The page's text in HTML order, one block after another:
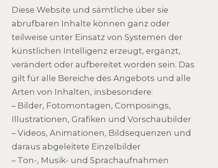
Diese Website und sämtliche über sie
abrufbaren Inhalte können ganz oder
teilweise unter Einsatz von Systemen der
künstlichen Intelligenz erzeugt, ergänzt,
verändert oder aufbereitet worden sein. Das
gilt für alle Bereiche des Angebots und alle
Arten von Inhalten, insbesondere:
– Bilder, Fotomontagen, Composings,
Illustrationen, Grafiken und Vorschaubilder
– Videos, Animationen, Bildsequenzen und
daraus abgeleitete Einzelbilder
– Ton-, Musik- und Sprachaufnahmen